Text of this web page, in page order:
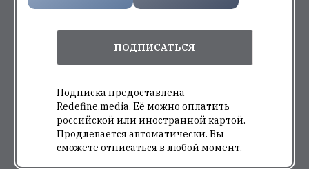
ПОДПИСАТЬСЯ
Подписка предоставлена
Redefine.media. Её можно оплатить
российской или иностранной картой.
Продлевается автоматически. Вы
сможете отписаться в любой момент.